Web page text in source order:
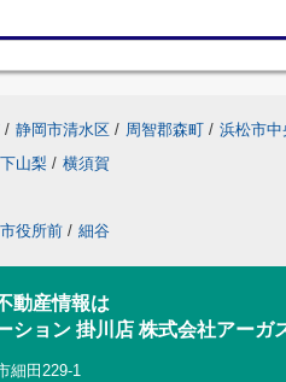
/ 静岡市清水区 / 周智郡森町 / 浜松市中
下山梨 / 横須賀
役所前 / 細谷
動産情報は
ション 掛川店 株式会社アーガ
細田229-1